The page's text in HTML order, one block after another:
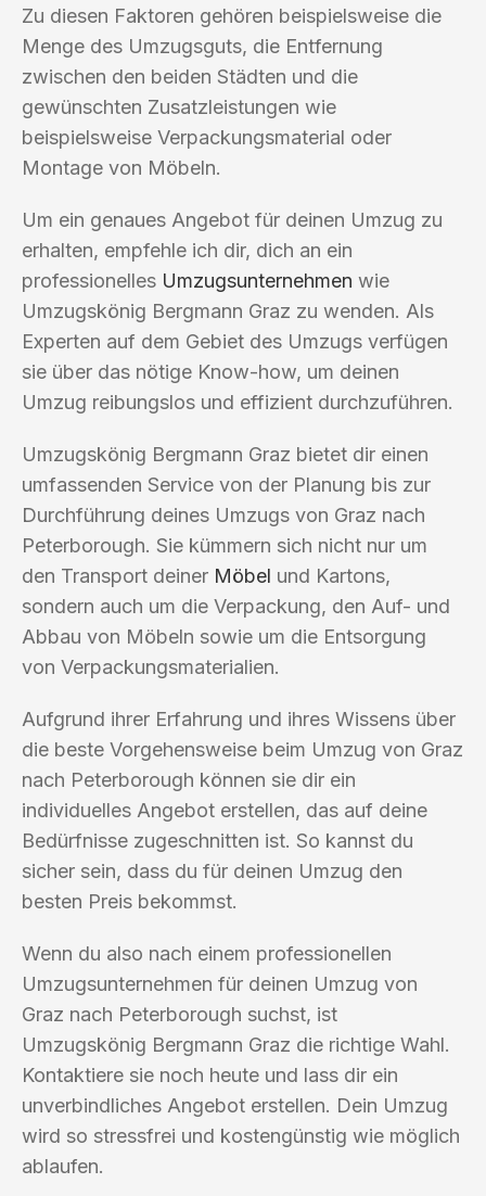
Zu diesen Faktoren gehören beispielsweise die
Menge des Umzugsguts, die Entfernung
zwischen den beiden Städten und die
gewünschten Zusatzleistungen wie
beispielsweise Verpackungsmaterial oder
Montage von Möbeln.
Um ein genaues Angebot für deinen Umzug zu
erhalten, empfehle ich dir, dich an ein
professionelles Umzugsunternehmen wie
Umzugskönig Bergmann Graz zu wenden. Als
Experten auf dem Gebiet des Umzugs verfügen
sie über das nötige Know-how, um deinen
Umzug reibungslos und effizient durchzuführen.
Umzugskönig Bergmann Graz bietet dir einen
umfassenden Service von der Planung bis zur
Durchführung deines Umzugs von Graz nach
Peterborough. Sie kümmern sich nicht nur um
den Transport deiner Möbel und Kartons,
sondern auch um die Verpackung, den Auf- und
Abbau von Möbeln sowie um die Entsorgung
von Verpackungsmaterialien.
Aufgrund ihrer Erfahrung und ihres Wissens über
die beste Vorgehensweise beim Umzug von Graz
nach Peterborough können sie dir ein
individuelles Angebot erstellen, das auf deine
Bedürfnisse zugeschnitten ist. So kannst du
sicher sein, dass du für deinen Umzug den
besten Preis bekommst.
Wenn du also nach einem professionellen
Umzugsunternehmen für deinen Umzug von
Graz nach Peterborough suchst, ist
Umzugskönig Bergmann Graz die richtige Wahl.
Kontaktiere sie noch heute und lass dir ein
unverbindliches Angebot erstellen. Dein Umzug
wird so stressfrei und kostengünstig wie möglich
ablaufen.